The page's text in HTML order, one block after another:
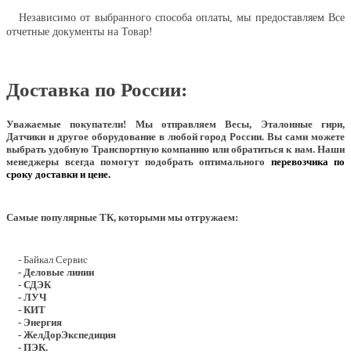
Независимо от выбранного способа оплаты, мы предоставляем Все
отчетные документы на Товар!
Доставка по России:
Уважаемые покупатели! Мы отправляем Весы, Эталонные гири,
Датчики и другое оборудование в любой город России. Вы сами можете
выбрать удобную Транспортную компанию или обратиться к нам. Наши
менеджеры всегда помогут подобрать оптимального перевозчика по
сроку доставки и цене.
Самые популярные ТК, которыми мы отгружаем:
- Байкал Сервис
- Деловые линии
- СДЭК
- ЛУЧ
- КИТ
- Энергия
- ЖелДорЭкспедиция
- ПЭК.